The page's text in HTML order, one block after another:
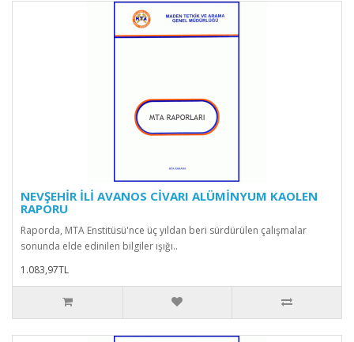
NEVŞEHİR İLİ AVANOS CİVARI ALÜMİNYUM KAOLEN
RAPORU
Raporda, MTA Enstitüsü'nce üç yıldan beri sürdürülen çalışmalar
sonunda elde edinilen bilgiler ışığı..
1.083,97TL